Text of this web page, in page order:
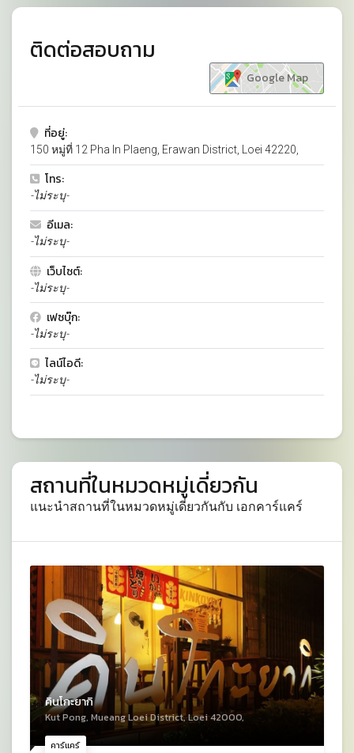
ติดต่อสอบถาม
Google Map
ที่อยู่:
150 หมู่ที่ 12 Pha In Plaeng, Erawan District, Loei 42220,
โทร:
-ไม่ระบุ-
อีเมล:
-ไม่ระบุ-
เว็บไซต์:
-ไม่ระบุ-
เฟซบุ๊ก:
-ไม่ระบุ-
ไลน์ไอดี:
-ไม่ระบุ-
สถานที่ในหมวดหมู่เดี่ยวกัน
แนะนำสถานที่ในหมวดหมู่เดี่ยวกันกับ เอกคาร์แคร์
คาร์แคร์
คินโกะยากิ
Kut Pong, Mueang Loei District, Loei 42000,